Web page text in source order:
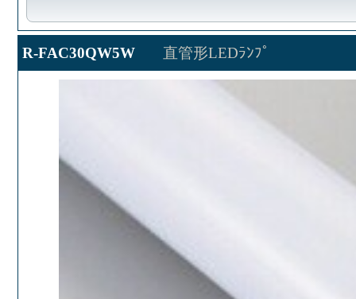
R-FAC30QW5W 直管形LEDﾗﾝﾌﾟ